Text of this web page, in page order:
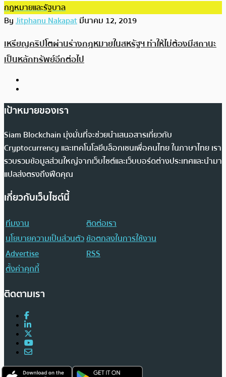
กฎหมายและรัฐบาล
ByJitphanu Nakapatมีนาคม 12, 2019
เหรียญคริปโตผ่านร่างกฎหมายในสหรัฐฯ ทำให้ไม่ต้องมีสถานะ
เป็นหลักทรัพย์อีกต่อไป
เป้าหมายของเรา
Siam Blockchain มุ่งมั่นที่จะช่วยนำเสนอสารเกี่ยวกับ
Cryptocurrency และเทคโนโลยีบล็อกเชนเพื่อคนไทย ในภาษาไทย เรา
รวบรวมข้อมูลส่วนใหญ่จากเว็บไซต์และเว็บบอร์ดต่างประเทศและนำมา
แปลส่งตรงถึงฟีดคุณ
เกี่ยวกับเว็บไซต์นี้
ทีมงาน
ติดต่อเรา
นโยบายความเป็นส่วนตัวข้อตกลงในการใช้งาน
Advertise
RSS
ตั้งค่าคุกกี้
ติดตามเรา